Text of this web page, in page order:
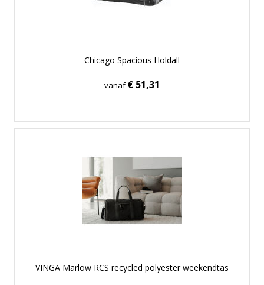
Chicago Spacious Holdall
vanaf€ 51,31
VINGA Marlow RCS recycled polyester weekendtas